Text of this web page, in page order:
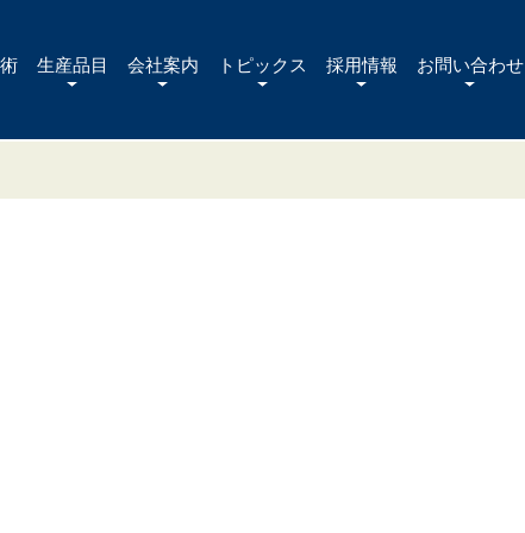
生産品目 会社案内 トピックス 採用情報 お問い合わせ